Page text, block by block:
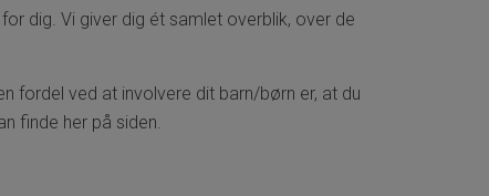
dig. Vi giver dig ét samlet overblik, over de
fordel ved at involvere dit barn/børn er, at du
finde her på siden.